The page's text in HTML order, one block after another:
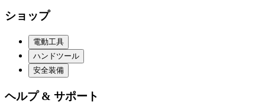
ショップ
電動工具
ハンドツール
安全装備
ヘルプ & サポート